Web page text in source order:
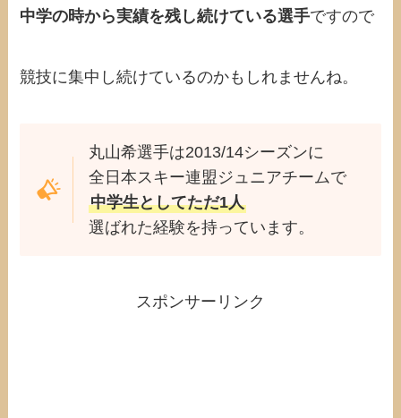
中学の時から実績を残し続けている選手ですので
競技に集中し続けているのかもしれませんね。
丸山希選手は2013/14シーズンに
全日本スキー連盟ジュニアチームで
中学生としてただ1人
選ばれた経験を持っています。
スポンサーリンク